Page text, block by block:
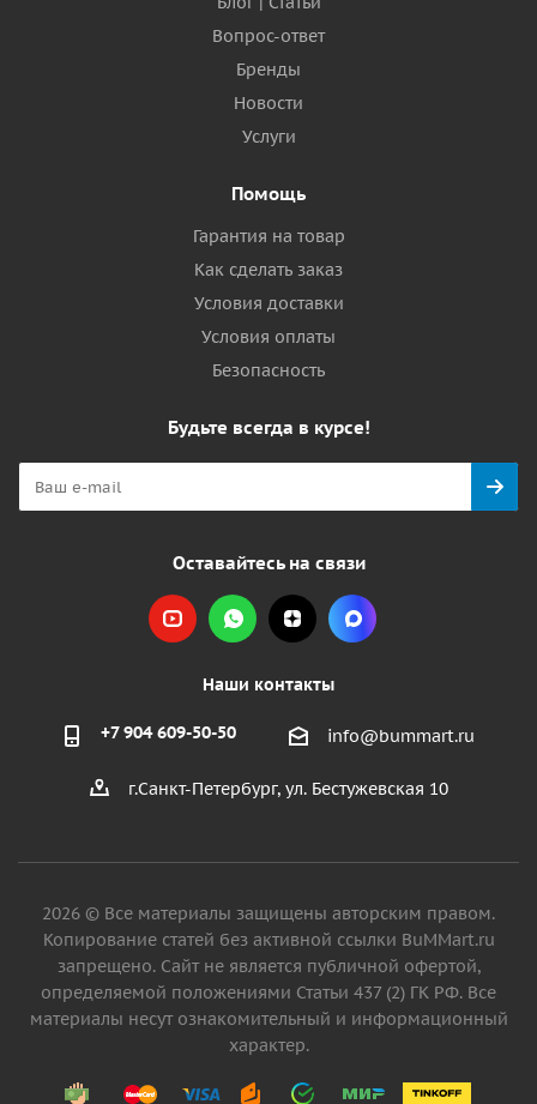
Вопрос-ответ
Бренды
Новости
Услуги
Помощь
Гарантия на товар
Как сделать заказ
Условия доставки
Условия оплаты
Безопасность
Будьте всегда в курсе!
Оставайтесь на связи
Наши контакты
+7 904 609-50-50 info@bummart.ru
г.Санкт-Петербург, ул. Бестужевская 10
2026 © Все материалы защищены авторским правом.
Копирование статей без активной ссылки BuMMart.ru
запрещено. Сайт не является публичной офертой,
определяемой положениями Статьи 437 (2) ГК РФ. Все
материалы несут ознакомительный и информационный
характер.